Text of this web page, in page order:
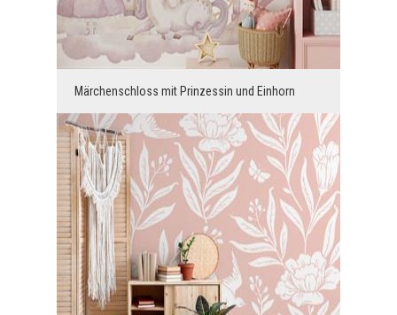
Märchenschloss mit Prinzessin und Einhorn